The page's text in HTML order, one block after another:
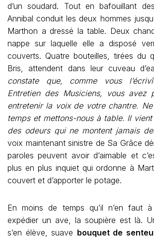
d’un soudard. Tout en bafouillant
Annibal conduit les deux hommes
Marthon a dressé la table. Deux
nappe sur laquelle elle a disposé
couverts. Quatre bouteilles, tirées du
Bris, attendent dans leur cuveau
constate que, comme vous
Entretien des Musiciens, vous avez
entretenir la voix de votre chantre.
temps et mettons-nous à table. Il
des odeurs qui ne montent jamais
voix maintenant sinistre de Sa Grâce
paroles peuvent avoir d’aimable et
plus en plus inquiet qui ordonne à
couvert et d’apporter le potage.
En moins de temps qu’il n’en faut
expédier un ave, la soupière est là.
s’en élève, suave bouquet de